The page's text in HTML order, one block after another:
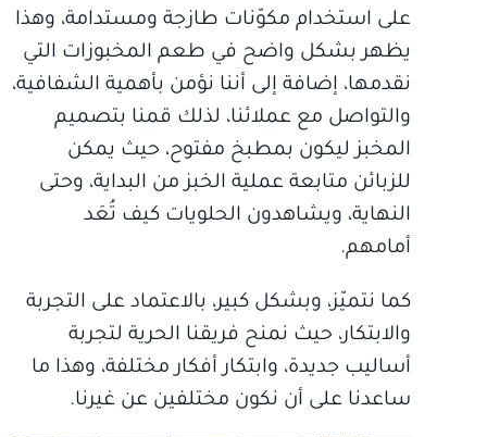
على استخدام مكوّنات طازجة ومستدامة، وهذا
يظهر بشكل واضح في طعم المخبوزات التي
نقدمها، إضافة إلى أننا نؤمن بأهمية الشفافية،
والتواصل مع عملائنا، لذلك قمنا بتصميم
المخبز ليكون بمطبخ مفتوح، حيث يمكن
للزبائن متابعة عملية الخبز من البداية، وحتى
النهاية، ويشاهدون الحلويات كيف تُعَد
أمامهم.
كما نتميّز، وبشكل كبير، بالاعتماد على التجربة
والابتكار، حيث نمنح فريقنا الحرية لتجربة
أساليب جديدة، وابتكار أفكار مختلفة، وهذا ما
ساعدنا على أن نكون مختلفين عن غيرنا.